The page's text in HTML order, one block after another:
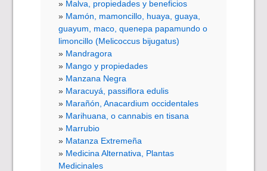
Malva, propiedades y beneficios
Mamón, mamoncillo, huaya, guaya,
guayum, maco, quenepa papamundo o
limoncillo (Melicoccus bijugatus)
Mandragora
Mango y propiedades
Manzana Negra
Maracuyá, passiflora edulis
Marañón, Anacardium occidentales
Marihuana, o cannabis en tisana
Marrubio
Matanza Extremeña
Medicina Alternativa, Plantas
Medicinales